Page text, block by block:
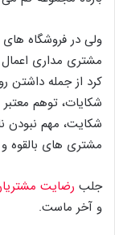
ولی در فروشگاه
مشتری مداری
کرد از جمله داشتن
شکایات، توهم
شکایت، مهم نبودن
مشتری های بالقوه و
جلب رضایت
و آخر ماست.